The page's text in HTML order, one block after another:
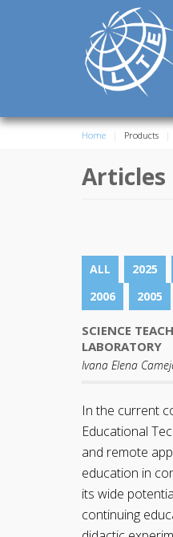
Home Products
Articles
ALL 2025
2006
2005
SCIENCE
LABORATORY
Ivana Elena
In the current
Educational
and remote
education in
its wide
continuing